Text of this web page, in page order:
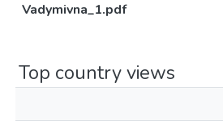
Vadymivna_1.pdf
Top country views